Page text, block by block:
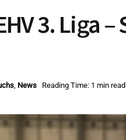
3. Liga
, News Reading Time: 1 min read